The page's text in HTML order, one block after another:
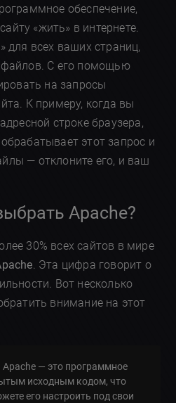
обеспечение,
«жить» в интернете.
для всех ваших страниц,
файлов. С его помощью
на запросы
К примеру, когда вы
строке браузера,
этот запрос и
— отклоните его, и ваш
Apache?
30% всех сайтов в мире
. Эта цифра говорит о
Вот несколько
внимание на этот
Apache — это программное
исходным кодом, что
его настроить под свои